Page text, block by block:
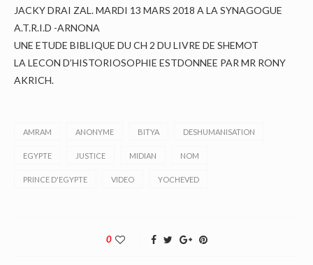
JACKY DRAI ZAL. MARDI 13 MARS 2018 A LA SYNAGOGUE
A.T.R.I.D -ARNONA
UNE ETUDE BIBLIQUE DU CH 2 DU LIVRE DE SHEMOT
LA LECON D’HISTORIOSOPHIE ESTDONNEE PAR MR RONY
AKRICH.
AMRAM ANONYME BITYA DESHUMANISATION
EGYPTE JUSTICE MIDIAN NOM
PRINCE D'EGYPTE VIDEO YOCHEVED
0